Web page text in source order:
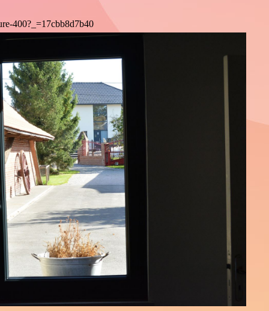
400?_=17cbb8d7b40